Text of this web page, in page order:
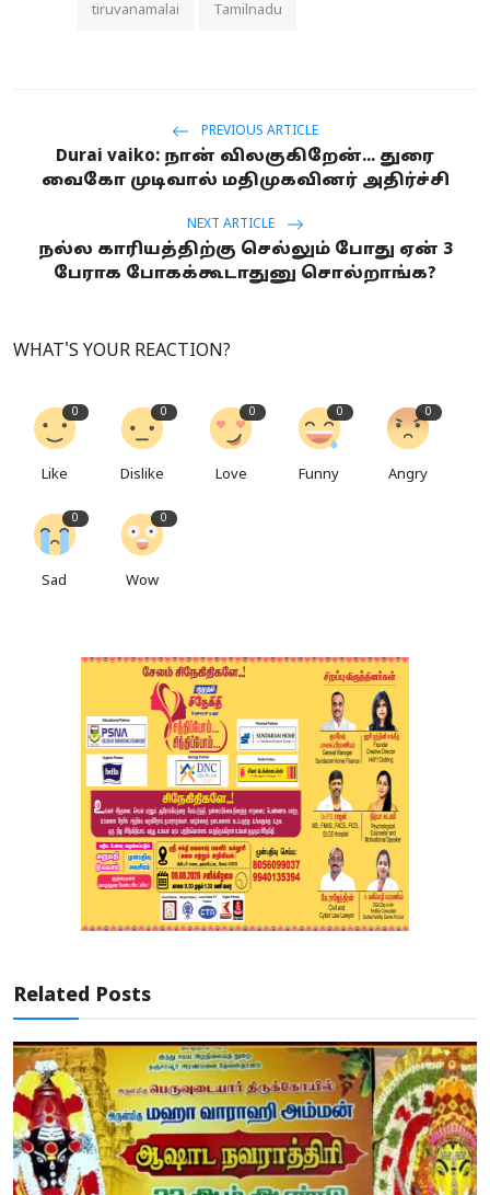
tiruvanamalai Tamilnadu
PREVIOUS ARTICLE
Durai vaiko: நான் விலகுகிறேன்... துரை
வைகோ முடிவால் மதிமுகவினர் அதிர்ச்சி
NEXT ARTICLE
நல்ல காரியத்திற்கு செல்லும் போது ஏன் 3
பேராக போகக்கூடாதுனு சொல்றாங்க?
WHAT'S YOUR REACTION?
0
Like
0
Dislike
0
Love
0
Funny
0
Angry
0
Sad
0
Wow
Related Posts